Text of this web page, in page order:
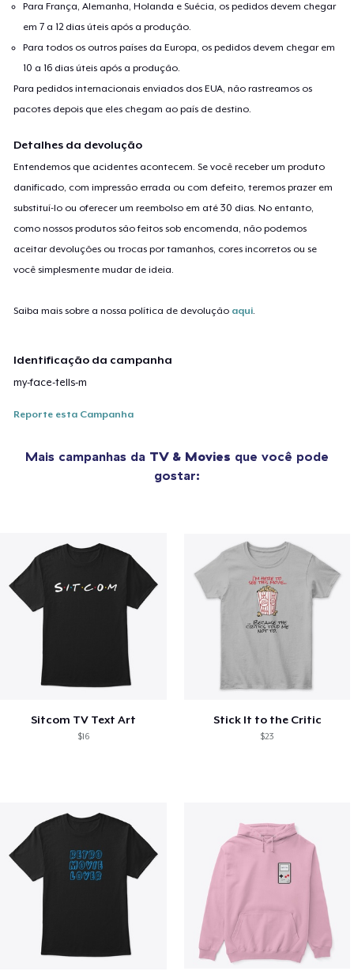
Para França, Alemanha, Holanda e Suécia, os pedidos devem chegar
em 7 a 12 dias úteis após a produção.
Para todos os outros países da Europa, os pedidos devem chegar em
10 a 16 dias úteis após a produção.
Para pedidos internacionais enviados dos EUA, não rastreamos os
pacotes depois que eles chegam ao país de destino.
Detalhes da devolução
Entendemos que acidentes acontecem. Se você receber um produto
danificado, com impressão errada ou com defeito, teremos prazer em
substituí-lo ou oferecer um reembolso em até 30 dias. No entanto,
como nossos produtos são feitos sob encomenda, não podemos
aceitar devoluções ou trocas por tamanhos, cores incorretos ou se
você simplesmente mudar de ideia.
Saiba mais sobre a nossa política de devolução aqui
Identificação da campanha
my-face-tells-m
Reporte esta Campanha
Mais campanhas da TV & Movies que você pode
gostar:
Sitcom TV Text Art
$16
Stick It to the Critic
$23